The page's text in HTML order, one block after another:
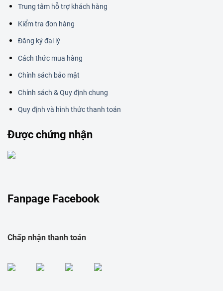
Trung tâm hỗ trợ khách hàng
Kiểm tra đơn hàng
Đăng ký đại lý
Cách thức mua hàng
Chính sách bảo mật
Chính sách & Quy định chung
Quy định và hình thức thanh toán
Được chứng nhận
Fanpage Facebook
Chấp nhận thanh toán